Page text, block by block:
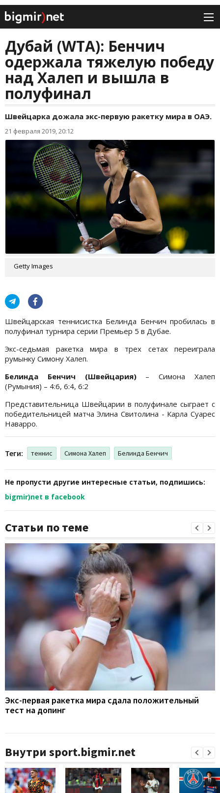
Дубай (WTA): Бенчич
одержала тяжелую победу
над Халеп и вышла в
полуфинал
Швейцарка дожала экс-первую ракетку мира в ОАЭ.
21 февраля 2019, 20:12
Getty Images
Швейцарская теннисистка Белинда Бенчич пробилась в
полуфинал турнира серии Премьер 5 в Дубае.
Экс-седьмая ракетка мира в трех сетах переиграла
румынку Симону Халеп.
Белинда Бенчич (Швейцария)– Симона Халеп
(Румыния) – 4:6, 6:4, 6:2
Представительница Швейцарии в полуфинале сыграет с
победительницей матча Элина Свитолина - Карла Суарес
Наварро.
Теги: теннис Симона Халеп Белинда Бенчич
Не пропусти другие интересные статьи, подпишись:
bigmir)net в facebook
Статьи по теме
Экс-первая ракетка мира сдала положительный
тест на допинг
Внутри sport.bigmir.net